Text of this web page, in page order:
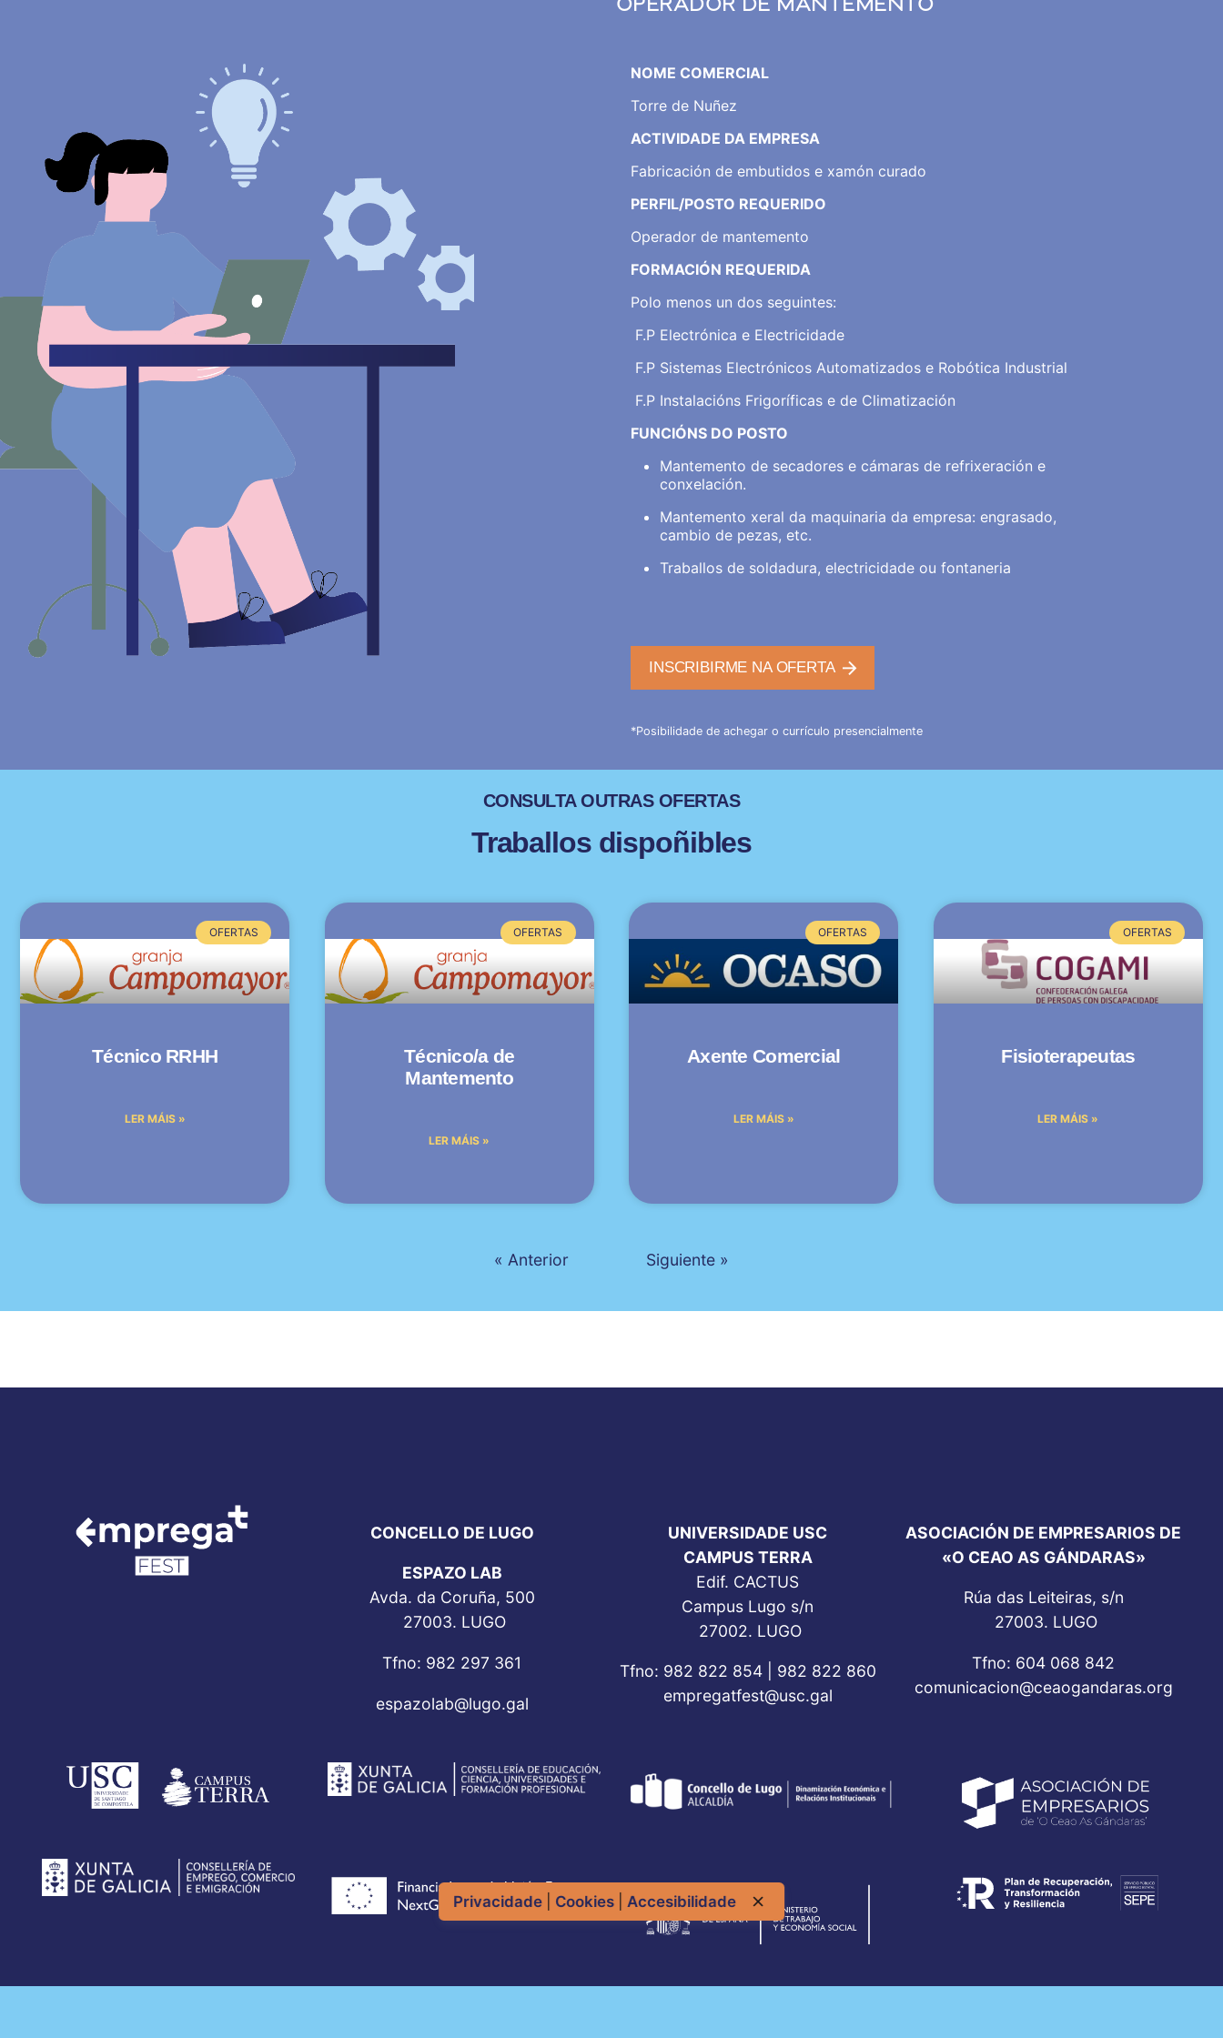
NOME COMERCIAL
Torre de Nuñez
ACTIVIDADE DA EMPRESA
Fabricación de embutidos e xamón curado
PERFIL/POSTO REQUERIDO
Operador de mantemento
FORMACIÓN REQUERIDA
Polo menos un dos seguintes:
F.P Electrónica e Electricidade
F.P Sistemas Electrónicos Automatizados e Robótica Industrial
F.P Instalacións Frigoríficas e de Climatización
FUNCIÓNS DO POSTO
Mantemento de secadores e cámaras de refrixeración e
conxelación.
Mantemento xeral da maquinaria da empresa: engrasado,
cambio de pezas, etc.
Traballos de soldadura, electricidade ou fontaneria
INSCRIBIRME NA OFERTA
*Posibilidade de achegar o currículo presencialmente
CONSULTA OUTRAS OFERTAS
Traballos dispoñibles
OFERTAS
Técnico RRHH
LER MÁIS »
OFERTAS
Técnico/a de
Mantemento
LER MÁIS »
OFERTAS
Axente Comercial
LER MÁIS »
OFERTAS
Fisioterapeutas
LER MÁIS »
« Anterior Siguiente »
CONCELLO DE LUGO
ESPAZO LAB
Avda. da Coruña, 500
27003. LUGO
Tfno: 982 297 361
espazolab@lugo.gal
UNIVERSIDADE USC
CAMPUS TERRA
Edif. CACTUS
Campus Lugo s/n
27002. LUGO
Tfno: 982 822 854 | 982 822 860
empregatfest@usc.gal
ASOCIACIÓN DE EMPRESARIOS DE
«O CEAO AS GÁNDARAS»
Rúa das Leiteiras, s/n
27003. LUGO
Tfno: 604 068 842
comunicacion@ceaogandaras.org
Privacidade Cookies Accesibilidade